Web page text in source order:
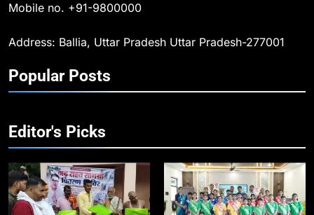
अधीक्षक ओमवीर सिंह ने दिलाई शपथ, दी
और कानपुर के लिए बस सेवाओं का
11
बिहार विस चुनाव : सभी 90 हजार 712
बूथों से लाइव वेब कास्टिंग की तैयारी
NATIONAL POLITICS
Mobile no. +91-9800000
Address: Ballia, Uttar Pradesh Uttar Pradesh-277001
Popular Posts
Editor's Picks